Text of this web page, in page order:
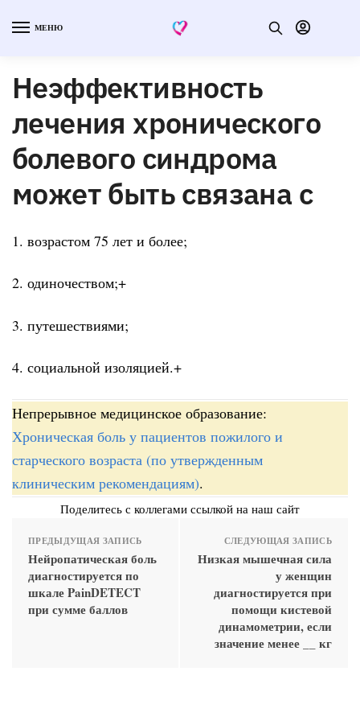
МЕНЮ
Неэффективность
лечения хронического
болевого синдрома
может быть связана с
1. возрастом 75 лет и более;
2. одиночеством;+
3. путешествиями;
4. социальной изоляцией.+
Непрерывное медицинское образование:
Хроническая боль у пациентов пожилого и
старческого возраста (по утвержденным
клиническим рекомендациям).
Поделитесь с коллегами ссылкой на наш сайт
ПРЕДЫДУЩАЯ ЗАПИСЬ
Нейропатическая боль
диагностируется по
шкале PainDETECT
при сумме баллов
СЛЕДУЮЩАЯ ЗАПИСЬ
Низкая мышечная сила
у женщин
диагностируется при
помощи кистевой
динамометрии, если
значение менее __ кг